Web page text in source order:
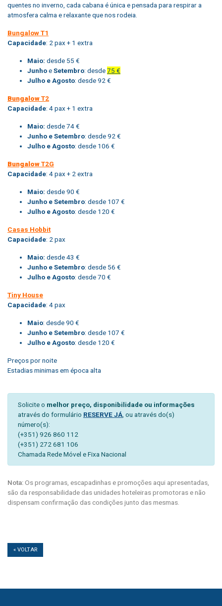
quentes no inverno, cada cabana é única e pensada para respirar a
atmosfera calma e relaxante que nos rodeia.
Bungalow T1
Capacidade: 2 pax + 1 extra
Maio: desde 55 €
JunhoeSetembro: desde75 €
Julho e Agosto: desde 92 €
BungalowT2
Capacidade: 4 pax + 1 extra
Maio: desde 74 €
Junho e Setembro: desde 92 €
Julho e Agosto: desde 106 €
BungalowT2G
Capacidade: 4 pax + 2 extra
Maio: desde 90 €
Junho e Setembro: desde 107 €
Julho e Agosto: desde 120 €
Casas Hobbit
Capacidade: 2 pax
Maio: desde 43 €
Junho e Setembro: desde 56 €
Julho e Agosto: desde 70 €
Tiny House
Capacidade: 4 pax
Maio: desde 90 €
Junho e Setembro: desde 107 €
Julho e Agosto: desde 120 €
Preços por noite
Estadias minimas em época alta
Solicite o melhor preço, disponibilidade ou informações
através do formulário RESERVE JÁ , ou através do(s)
número(s):
(+351) 926 860 112
(+351) 272 681 106
Chamada Rede Móvel e Fixa Nacional
Nota:Os programas, escapadinhas e promoções aqui apresentadas,
são da responsabilidade das unidades hoteleiras promotoras e não
dispensam confirmação das condições junto das mesmas.
« VOLTAR